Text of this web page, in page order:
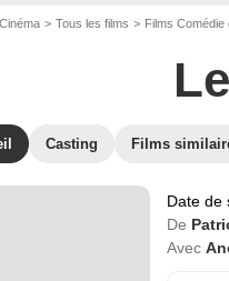
Cinéma Tous les films Films Comédie
Casting Films
Date de
De
Avec